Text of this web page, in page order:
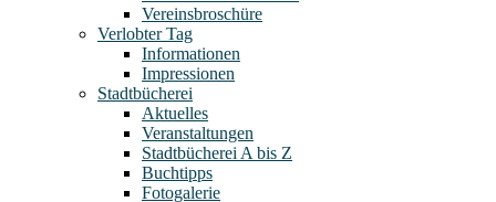
Vereinsbroschüre
Verlobter Tag
Informationen
Impressionen
Stadtbücherei
Aktuelles
Veranstaltungen
Stadtbücherei A bis Z
Buchtipps
Fotogalerie